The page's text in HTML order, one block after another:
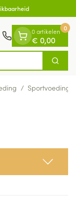
Zoek
0 artikelen
€ 0,00
0
/ Sportvoeding